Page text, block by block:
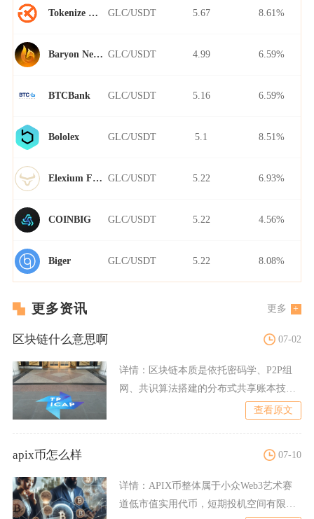
Tokenize Xchange GLC/USDT 5.67 8.61%
Baryon Network GLC/USDT 4.99 6.59%
BTCBank GLC/USDT 5.16 6.59%
Bololex GLC/USDT 5.1 8.51%
Elexium Finance GLC/USDT 5.22 6.93%
COINBIG GLC/USDT 5.22 4.56%
Biger GLC/USDT 5.22 8.08%
更多资讯 更多
区块链什么意思啊 07-02
详情： 区块链本质是依托密码学、P2P组
网、共识算法搭建的分布式共享账本技
查看原文
apix币怎么样 07-10
详情： APIX币整体属于小众Web3艺术赛
道低市值实用代币，短期投机空间有限，